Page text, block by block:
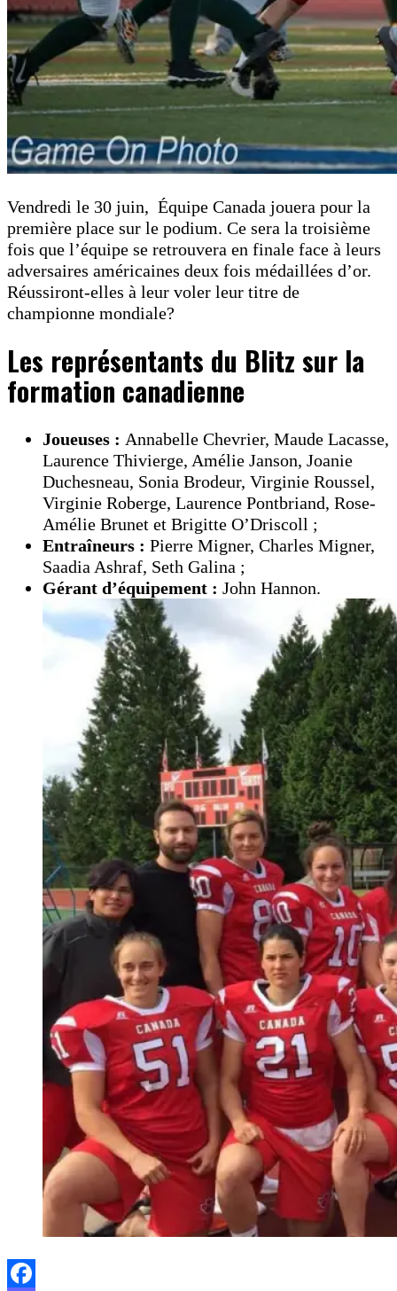
Vendredi le 30 juin, Équipe Canada jouera pour la
première place sur le podium. Ce sera la troisième
fois que l’équipe se retrouvera en finale face à leurs
adversaires américaines deux fois médaillées d’or.
Réussiront-elles à leur voler leur titre de
championne mondiale?
Les représentants du Blitz sur la
formation canadienne
Joueuses : Annabelle Chevrier, Maude Lacasse,
Laurence Thivierge, Amélie Janson, Joanie
Duchesneau, Sonia Brodeur, Virginie Roussel,
Virginie Roberge, Laurence Pontbriand, Rose-
Amélie Brunet et Brigitte O’Driscoll ;
Entraîneurs : Pierre Migner, Charles Migner,
Saadia Ashraf, Seth Galina ;
Gérant d’équipement : John Hannon.